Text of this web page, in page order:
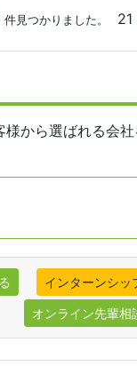
件見つかりました。 21
から選ばれる会社
インターンシッ
オンライン先輩相